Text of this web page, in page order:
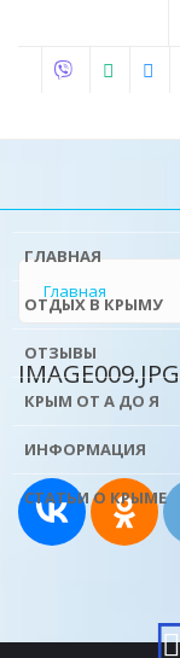
основному
ГЛАВНАЯ
ОТДЫХ В КРЫМУ
ОТЗЫВЫ
КРЫМ ОТ А ДО Я
ИНФОРМАЦИЯ
СТАТЬИ О КРЫМЕ
Главная
IMAGE009.JPG